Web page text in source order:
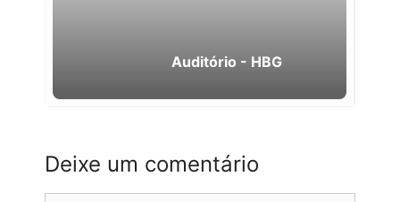
Auditório - HBG
Deixe um comentário